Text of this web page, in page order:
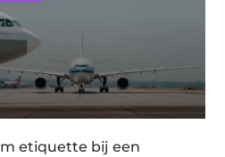
etiquette bij een